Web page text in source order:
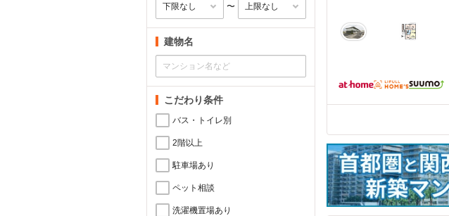
〜
建物名
こだわり条件
バス・トイレ別
2階以上
駐車場あり
ペット相談
洗濯機置場あり